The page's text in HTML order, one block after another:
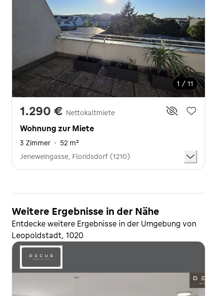
1 / 11
1.290 € Nettokaltmiete
Wohnung zur Miete
3 Zimmer · 52 m²
Jeneweingasse, Floridsdorf (1210)
Weitere Ergebnisse in der Nähe
Entdecke weitere Ergebnisse in der Umgebung von
Leopoldstadt, 1020